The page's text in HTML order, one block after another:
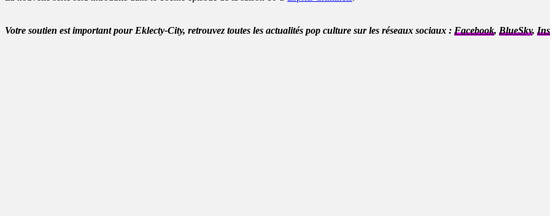
Votre soutien est important pour Eklecty-City, retrouvez toutes les actualités pop culture sur les réseaux sociaux : Facebook, BlueSky,